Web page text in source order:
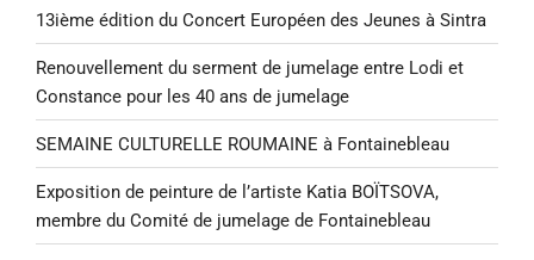
13ième édition du Concert Européen des Jeunes à Sintra
Renouvellement du serment de jumelage entre Lodi et
Constance pour les 40 ans de jumelage
SEMAINE CULTURELLE ROUMAINE à Fontainebleau
Exposition de peinture de l’artiste Katia BOÏTSOVA,
membre du Comité de jumelage de Fontainebleau